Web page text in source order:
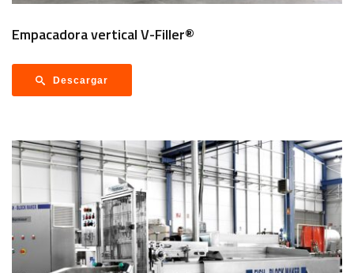
Empacadora vertical V-Filler®
Descargar